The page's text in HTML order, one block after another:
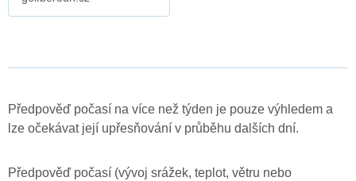
Předpověď počasí na více než týden je pouze výhledem a
lze očekávat její upřesňování v průběhu dalších dní.
Předpověď počasí (vývoj srážek, teplot, větru nebo